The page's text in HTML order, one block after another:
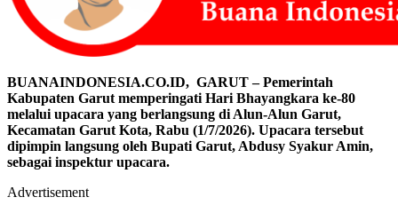
BUANAINDONESIA.CO.ID, GARUT – Pemerintah
Kabupaten Garut memperingati Hari Bhayangkara ke-80
melalui upacara yang berlangsung di Alun-Alun Garut,
Kecamatan Garut Kota, Rabu (1/7/2026). Upacara tersebut
dipimpin langsung oleh Bupati Garut, Abdusy Syakur Amin,
sebagai inspektur upacara.
Advertisement